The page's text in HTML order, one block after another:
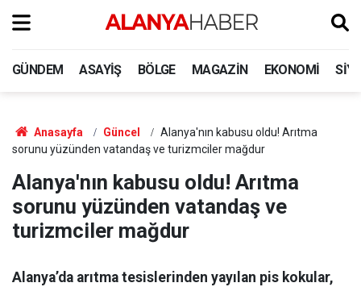
GÜNDEM ASAYIŞ BÖLGE MAGAZIN EKONOMI
Anasayfa Güncel
Alanya'nın kabusu oldu! Arıtma
sorunu yüzünden vatandaş ve turizmciler mağdur
Alanya'nın kabusu oldu! Arıtma
sorunu yüzünden vatandaş ve
turizmciler mağdur
Alanya’da arıtma tesislerinden yayılan pis kokular,